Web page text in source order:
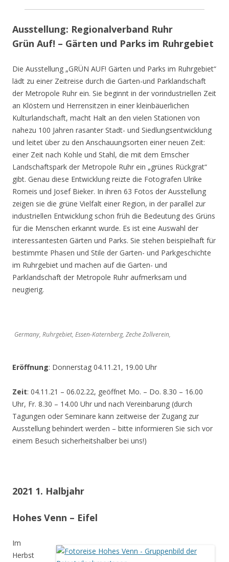
Ausstellung: Regionalverband Ruhr
Grün Auf! – Gärten und Parks im Ruhrgebiet
Die Ausstellung „GRÜN AUF! Gärten und Parks im Ruhrgebiet“
lädt zu einer Zeitreise durch die Garten-und Parklandschaft
der Metropole Ruhr ein. Sie beginnt in der vorindustriellen Zeit
an Klöstern und Herrensitzen in einer kleinbäuerlichen
Kulturlandschaft, macht Halt an den vielen Stationen von
nahezu 100 Jahren rasanter Stadt- und Siedlungsentwicklung
und leitet über zu den Anschauungsorten einer neuen Zeit:
einer Zeit nach Kohle und Stahl, die mit dem Emscher
Landschaftspark der Metropole Ruhr ein „grünes Rückgrat“
gibt. Genau diese Entwicklung reizte die Fotografen Ulrike
Romeis und Josef Bieker. In ihren 63 Fotos der Ausstellung
zeigen sie die grüne Vielfalt einer Region, in der parallel zur
industriellen Entwicklung schon früh die Bedeutung des Grüns
für die Menschen erkannt wurde. Es ist eine Auswahl der
interessantesten Gärten und Parks. Sie stehen beispielhaft für
bestimmte Phasen und Stile der Garten- und Parkgeschichte
im Ruhrgebiet und machen auf die Garten- und
Parklandschaft der Metropole Ruhr aufmerksam und
neugierig.
Germany, Ruhrgebiet, Essen-Katernberg, Zeche Zollverein,
Eröffnung: Donnerstag 04.11.21, 19.00 Uhr
Zeit: 04.11.21 – 06.02.22, geöffnet Mo. – Do. 8.30 – 16.00
Uhr, Fr. 8.30 – 14.00 Uhr und nach Vereinbarung (durch
Tagungen oder Seminare kann zeitweise der Zugang zur
Ausstellung behindert werden – bitte informieren Sie sich vor
einem Besuch sicherheitshalber bei uns!)
2021 1. Halbjahr
Hohes Venn – Eifel
Im
Herbst